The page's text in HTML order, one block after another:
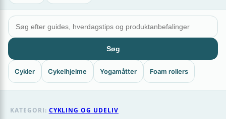
Søg
Cykler Cykelhjelme Yogamåtter Foam rollers
KATEGORI: CYKLING OG UDELIV